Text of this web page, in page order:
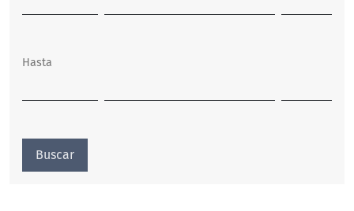
Hasta
Buscar